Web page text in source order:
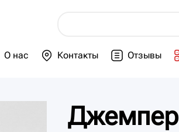
О нас Контакты Отзывы
Джемпер